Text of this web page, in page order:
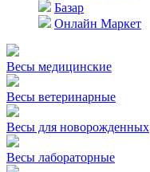
Базар
Онлайн Маркет
Весы медицинские
Весы ветеринарные
Весы для новорожденных
Весы лабораторные